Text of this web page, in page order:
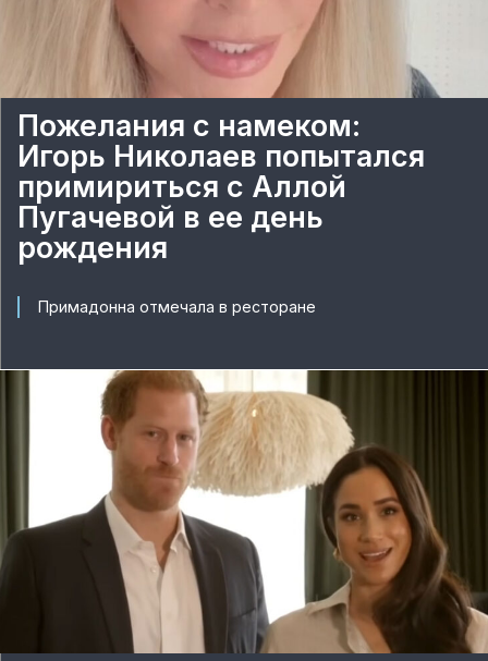
Пожелания с намеком:
Игорь Николаев попытался
примириться с Аллой
Пугачевой в ее день
рождения
Примадонна отмечала в ресторане